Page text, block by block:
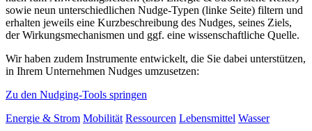
sowie neun unterschiedlichen Nudge-Typen (linke Seite) filtern und
erhalten jeweils eine Kurzbeschreibung des Nudges, seines Ziels,
der Wirkungsmechanismen und ggf. eine wissenschaftliche Quelle.
Wir haben zudem Instrumente entwickelt, die Sie dabei unterstützen,
in Ihrem Unternehmen Nudges umzusetzen:
Zu den Nudging-Tools springen
Energie & Strom Mobilität Ressourcen Lebensmittel Wasser